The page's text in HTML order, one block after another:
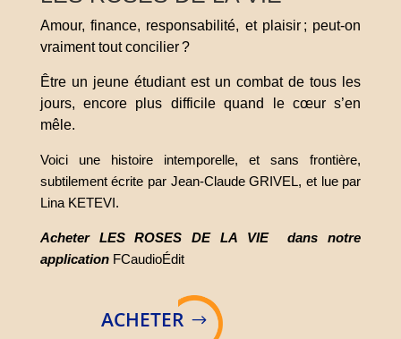
Amour, finance, responsabilité, et plaisir ; peut-on
vraiment tout concilier ?
Être un jeune étudiant est un combat de tous les
jours, encore plus difficile quand le cœur s’en
mêle.
Voici une histoire intemporelle, et sans frontière,
subtilement écrite par Jean-Claude GRIVEL, et lue par
Lina KETEVI.
Acheter LES ROSES DE LA VIE dans notre
application FCaudioÉdit
ACHETER